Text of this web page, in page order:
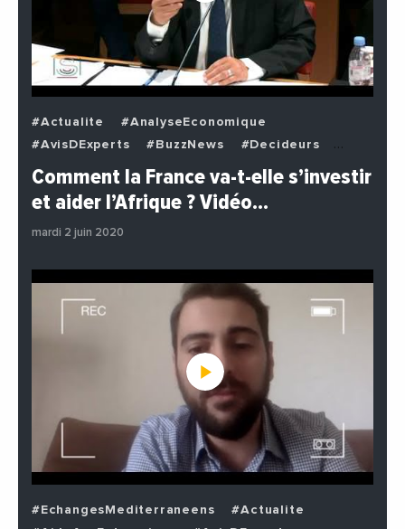
#Actualite
#AnalyseEconomique
#AvisDExperts
#BuzzNews
#Decideurs
#EchangesMediterraneens
#Economie
#Politique
Comment la France va-t-elle s’investir
et aider l’Afrique ? Vidéo…
mardi 2 juin 2020
#EchangesMediterraneens
#Actualite